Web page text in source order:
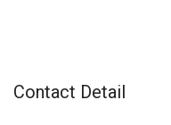
Contact Detail